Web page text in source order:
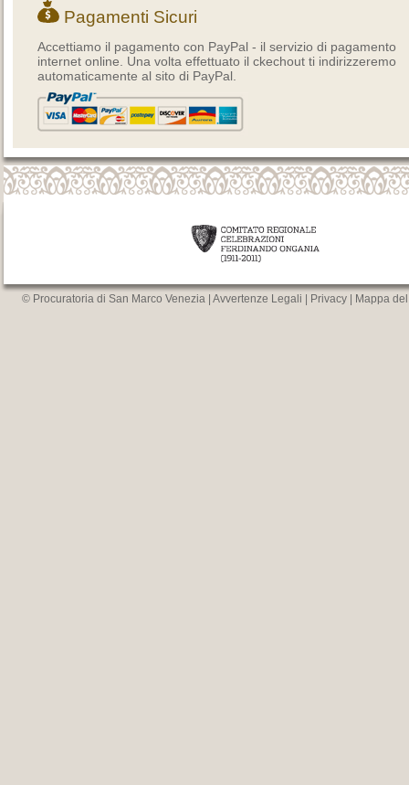
Pagamenti Sicuri
Accettiamo il pagamento con PayPal - il servizio di pagamento
internet online. Una volta effettuato il ckechout ti indirizzeremo
automaticamente al sito di PayPal.
© Procuratoria di San Marco Venezia | Avvertenze Legali Privacy Mappa